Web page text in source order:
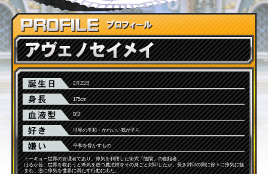
2月21日
175cm
B型
世界の平和・かわいい我が子ら
平和を脅かすもの
トーキョー世界の管理者であり、瘴気を利用した術式「陰陽」の創始者。
はるか昔、世界を救おうと瘴気を放つ魔法樹をその身ごと封印したが、長き封印の間に徐々に瘴気に蝕
まれ、逆に瘴気を世界に満たす行動に出た。